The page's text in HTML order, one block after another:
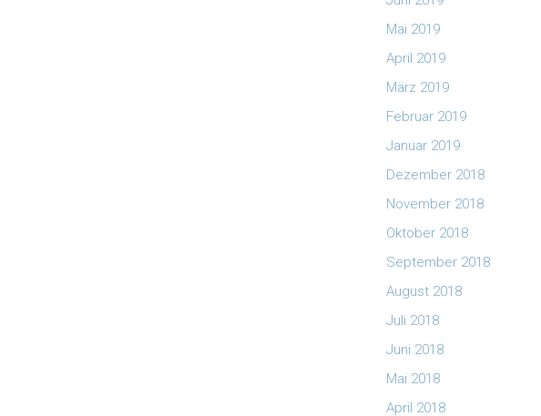
Mai 2019
April 2019
März 2019
Februar 2019
Januar 2019
Dezember 2018
November 2018
Oktober 2018
September 2018
August 2018
Juli 2018
Juni 2018
Mai 2018
April 2018